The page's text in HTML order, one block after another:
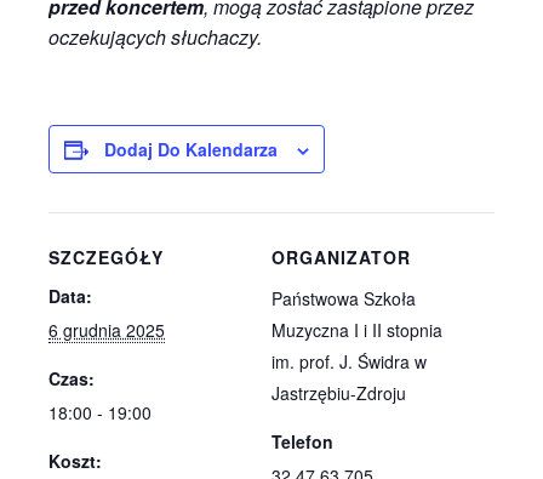
przed koncertem, mogą zostać zastąpione przez
oczekujących słuchaczy.
Dodaj Do Kalendarza
SZCZEGÓŁY
Data:
6 grudnia 2025
Czas:
18:00 - 19:00
Koszt:
ORGANIZATOR
Państwowa Szkoła
Muzyczna I i II stopnia
im. prof. J. Świdra w
Jastrzębiu-Zdroju
Telefon